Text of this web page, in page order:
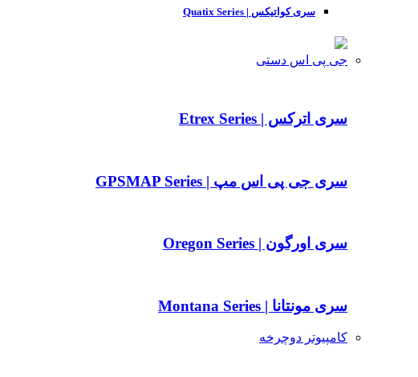
سری کواتیکس | Quatix Series
جی پی اس دستی
سری اترکس | Etrex Series
سری جی پی اس مپ | GPSMAP Series
سری اورگون | Oregon Series
سری مونتانا | Montana Series
کامپیوتر دوچرخه